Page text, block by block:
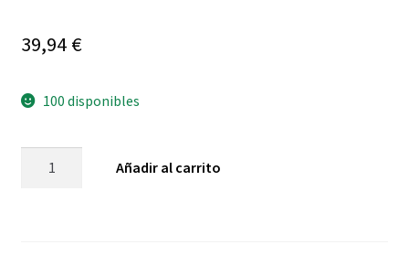
39,94 €
100 disponibles
Añadir al carrito